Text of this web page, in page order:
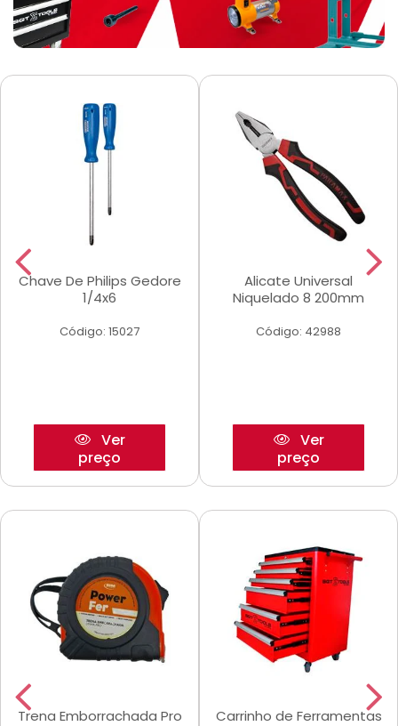
Chave De Philips Gedore
1/4x6
Código: 15027
Ver
preço
Alicate Universal
Niquelado 8 200mm
Código: 42988
Ver
preço
Trena Emborrachada Pro
Carrinho de Ferramentas